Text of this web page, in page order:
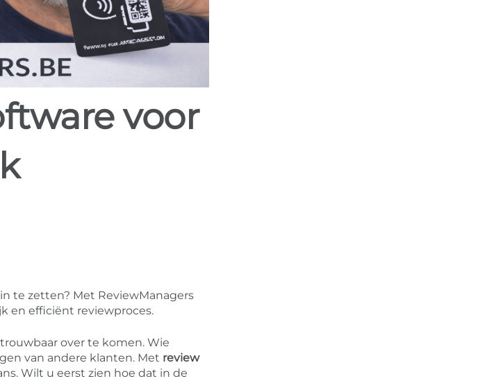
te zetten? Met ReviewManagers
en efficiënt reviewproces.
over te komen. Wie
van andere klanten. Met review
Wilt u eerst zien hoe dat in de